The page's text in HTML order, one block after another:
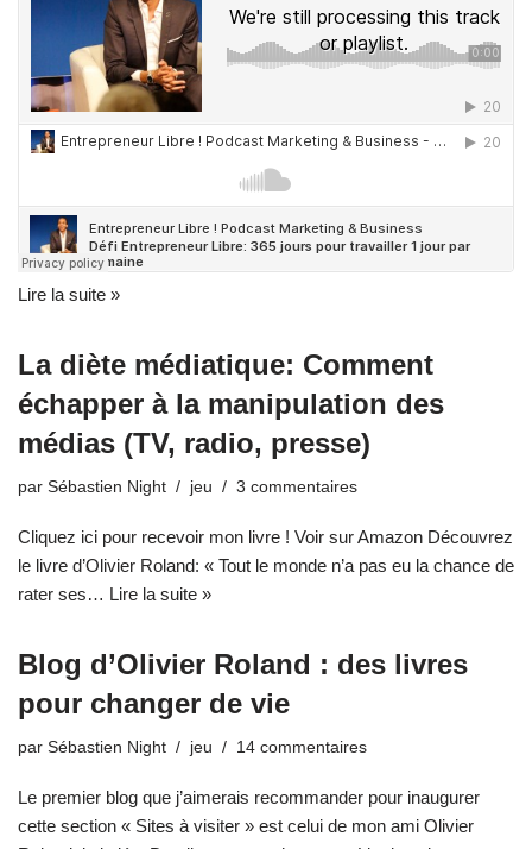
Lire la suite »
La diète médiatique: Comment
échapper à la manipulation des
médias (TV, radio, presse)
par Sébastien Night jeu 3 commentaires
Cliquez ici pour recevoir mon livre ! Voir sur Amazon Découvrez
le livre d’Olivier Roland: « Tout le monde n’a pas eu la chance de
rater ses… Lire la suite »
Blog d’Olivier Roland : des livres
pour changer de vie
par Sébastien Night jeu 14 commentaires
Le premier blog que j’aimerais recommander pour inaugurer
cette section « Sites à visiter » est celui de mon ami Olivier